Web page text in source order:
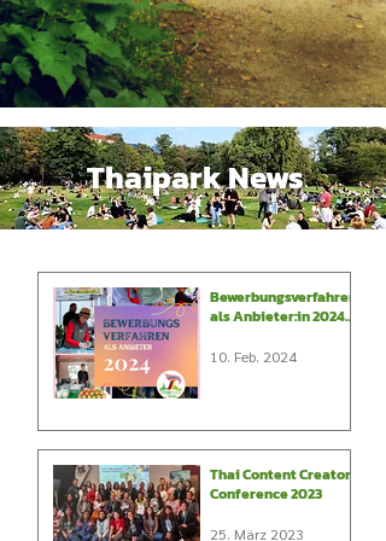
Thaipark News
Bewerbungsverfahren
als Anbieter:in 2024
Streetfoodmarkt
10. Feb. 2024
Thai Content Creator
Conference 2023
25. März 2023